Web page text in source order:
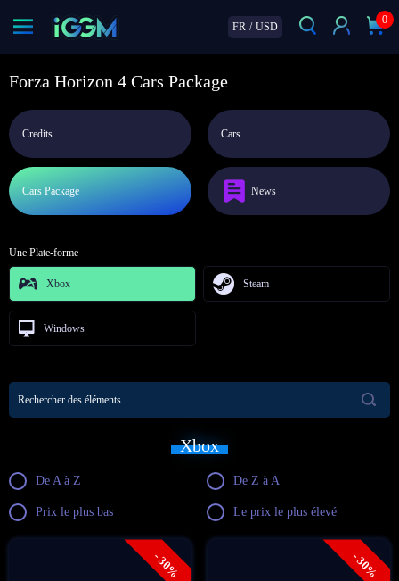
FR / USD
0
Forza Horizon 4 Cars Package
Credits Cars
Cars Package News
Une Plate-forme
Xbox Steam
Windows
Xbox
De A à Z De Z à A
Prix le plus bas Le prix le plus élevé
- 30% - 30%